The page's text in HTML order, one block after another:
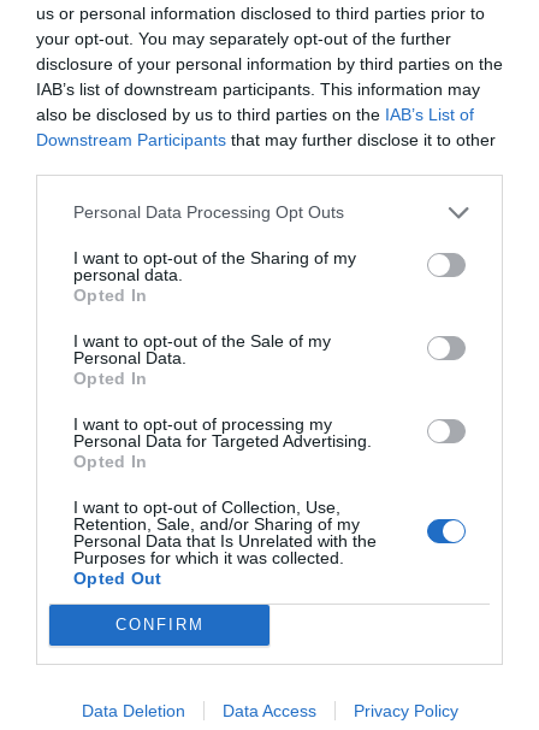
us or personal information disclosed to third parties prior to
your opt-out. You may separately opt-out of the further
disclosure of your personal information by third parties on the
IAB’s list of downstream participants. This information may
also be disclosed by us to third parties on the IAB’s List of
Downstream Participants that may further disclose it to other
Personal Data Processing Opt Outs
I want to opt-out of the Sharing of my
personal data.
Opted In
I want to opt-out of the Sale of my
Personal Data.
Opted In
I want to opt-out of processing my
Personal Data for Targeted Advertising.
Opted In
I want to opt-out of Collection, Use,
Retention, Sale, and/or Sharing of my
Personal Data that Is Unrelated with the
Purposes for which it was collected.
Opted Out
CONFIRM
Data Deletion Data Access Privacy Policy
desde La Moncloa.
Dentro del propio PSOE andaluz empieza a extenderse el
miedo a una debacle histórica. Dirigentes territoriales
reconocen en privado que el ambiente interno es de
“preocupación total”. Algunos cuadros históricos incluso
admiten que Montero nunca fue la candidata adecuada
Modelo de comunicación del sanchism,
La polémica de las llamadas automatizadas revela además
un problema estructural del proyecto político de Pedro
Sánchez: la dependencia casi absoluta de campañas
emocionales y estrategias comunicativas agresivas.
Durante años, el sanchismo logró sostenerse mediante una
maquinaria narrativa basada en la polarización
permanente, la ocupación constante del espacio mediático
y la confrontación política continua. Pero ese modelo
empieza a mostrar claros síntomas de desgaste.
En Andalucía, el electorado parece buscar justamente lo